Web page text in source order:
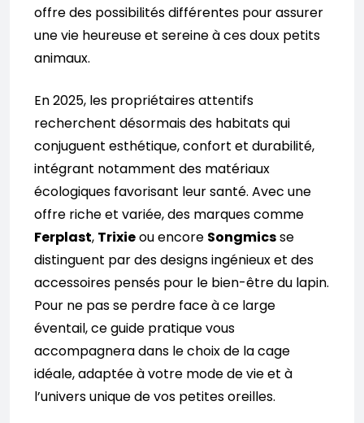
offre des possibilités différentes pour assurer
une vie heureuse et sereine à ces doux petits
animaux.
En 2025, les propriétaires attentifs
recherchent désormais des habitats qui
conjuguent esthétique, confort et durabilité,
intégrant notamment des matériaux
écologiques favorisant leur santé. Avec une
offre riche et variée, des marques comme
Ferplast, Trixieou encore Songmicsse
distinguent par des designs ingénieux et des
accessoires pensés pour le bien-être du lapin.
Pour ne pas se perdre face à ce large
éventail, ce guide pratique vous
accompagnera dans le choix de la cage
idéale, adaptée à votre mode de vie et à
l’univers unique de vos petites oreilles.